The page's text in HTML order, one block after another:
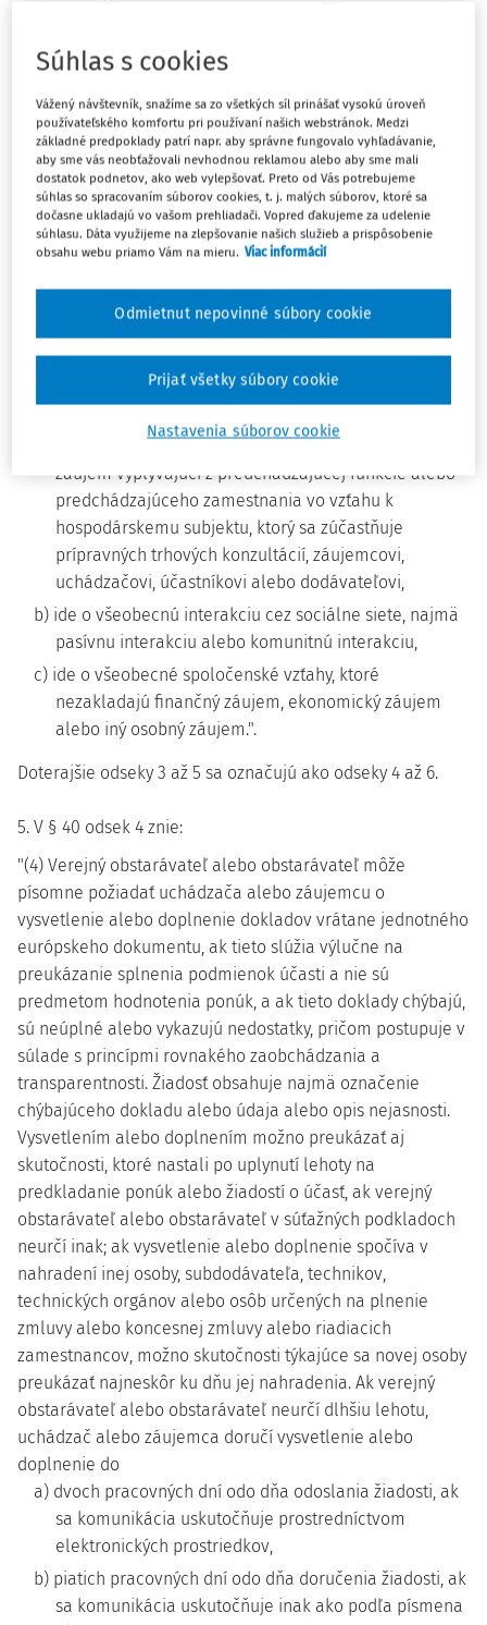
Poznámka pod čiarou k odkazu 27 sa vypúšťa.
4. V § 23 sa za odsek 2 vkladá nový odsek 3, ktorý znie:
"(3) Za konflikt záujmov sa nepovažuje najmä, ak
a) od skončenia predchádzajúcej funkcie
zainteresovanej osoby alebo od predchádzajúceho
zainteresovaná osoba už nemá finančný záujem,
ekonomický záujem alebo osobný záujem súvisiaci s
zamestnaním; minulý finančný záujem, ekonomický
záujem alebo osobný záujem zainteresovanej osoby
je relevantný, ak má zainteresovaná osoba naďalej
záujem vyplývajúci z predchádzajúcej funkcie alebo
predchádzajúceho zamestnania vo vzťahu k
hospodárskemu subjektu, ktorý sa zúčastňuje
prípravných trhových konzultácií, záujemcovi,
uchádzačovi, účastníkovi alebo dodávateľovi,
b) ide o všeobecnú interakciu cez sociálne siete, najmä
pasívnu interakciu alebo komunitnú interakciu,
c) ide o všeobecné spoločenské vzťahy, ktoré
nezakladajú finančný záujem, ekonomický záujem
alebo iný osobný záujem.".
Doterajšie odseky 3 až 5 sa označujú ako odseky 4 až 6.
5. V § 40 odsek 4 znie:
"(4) Verejný obstarávateľ alebo obstarávateľ môže
písomne požiadať uchádzača alebo záujemcu o
vysvetlenie alebo doplnenie dokladov vrátane jednotného
európskeho dokumentu, ak tieto slúžia výlučne na
preukázanie splnenia podmienok účasti a nie sú
predmetom hodnotenia ponúk, a ak tieto doklady chýbajú,
sú neúplné alebo vykazujú nedostatky, pričom postupuje v
súlade s princípmi rovnakého zaobchádzania a
transparentnosti. Žiadosť obsahuje najmä označenie
chýbajúceho dokladu alebo údaja alebo opis nejasnosti.
Vysvetlením alebo doplnením možno preukázať aj
skutočnosti, ktoré nastali po uplynutí lehoty na
predkladanie ponúk alebo žiadostí o účasť, ak verejný
obstarávateľ alebo obstarávateľ v súťažných podkladoch
neurčí inak; ak vysvetlenie alebo doplnenie spočíva v
nahradení inej osoby, subdodávateľa, technikov,
technických orgánov alebo osôb určených na plnenie
zmluvy alebo koncesnej zmluvy alebo riadiacich
zamestnancov, možno skutočnosti týkajúce sa novej osoby
preukázať najneskôr ku dňu jej nahradenia. Ak verejný
obstarávateľ alebo obstarávateľ neurčí dlhšiu lehotu,
uchádzač alebo záujemca doručí vysvetlenie alebo
doplnenie do
a) dvoch pracovných dní odo dňa odoslania žiadosti, ak
sa komunikácia uskutočňuje prostredníctvom
elektronických prostriedkov,
b) piatich pracovných dní odo dňa doručenia žiadosti, ak
sa komunikácia uskutočňuje inak ako podľa písmena
Súhlas s cookies
Vážený návštevník, snažíme sa zo všetkých síl prinášať vysokú úroveň
používateľského komfortu pri používaní našich webstránok. Medzi
základné predpoklady patrí napr. aby správne fungovalo vyhľadávanie,
aby sme vás neobťažovali nevhodnou reklamou alebo aby sme mali
dostatok podnetov, ako web vylepšovať. Preto od Vás potrebujeme
súhlas so spracovaním súborov cookies, t. j. malých súborov, ktoré sa
dočasne ukladajú vo vašom prehliadači. Vopred ďakujeme za udelenie
súhlasu. Dáta využijeme na zlepšovanie našich služieb a prispôsobenie
obsahu webu priamo Vám na mieru. Viac informácií
Nastavenia súborov cookie
Odmietnut nepovinné súbory cookie
Prijať všetky súbory cookie